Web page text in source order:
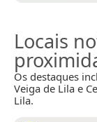
Locais
Os destaques
Veiga de Lila e
Lila.